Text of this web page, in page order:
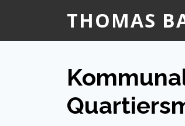
THOMAS